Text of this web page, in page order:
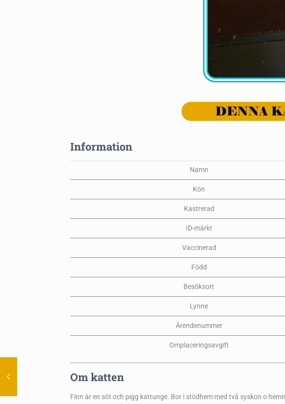
Information
Namn
Kön
Kastrerad
ID-märkt
Vaccinerad
Född
Besöksort
Lynne
Ärendenummer
Omplaceringsavgift
Om katten
Finn är en söt och pigg kattunge. Bor i stödhem med två syskon o